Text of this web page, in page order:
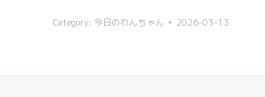
Category: 今日のわんちゃん 2026-03-13